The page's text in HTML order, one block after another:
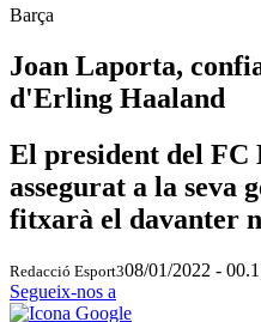
Barça
Joan Laporta,
d'Erling Haaland
El president del FC
assegurat a la seva
fitxarà el davanter
Redacció Esport308/01/2022 -
Segueix-nos a